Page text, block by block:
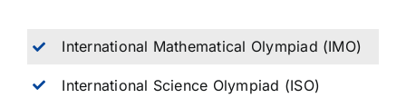
International Mathematical Olympiad (IMO)
International Science Olympiad (ISO)